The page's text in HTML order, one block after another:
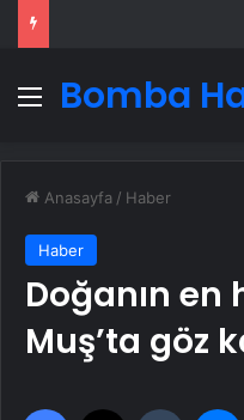
Menü
Bomba
Anasayfa / Haber
Haber
Doğanın en
Muş’ta göz
Facebook Tumblr